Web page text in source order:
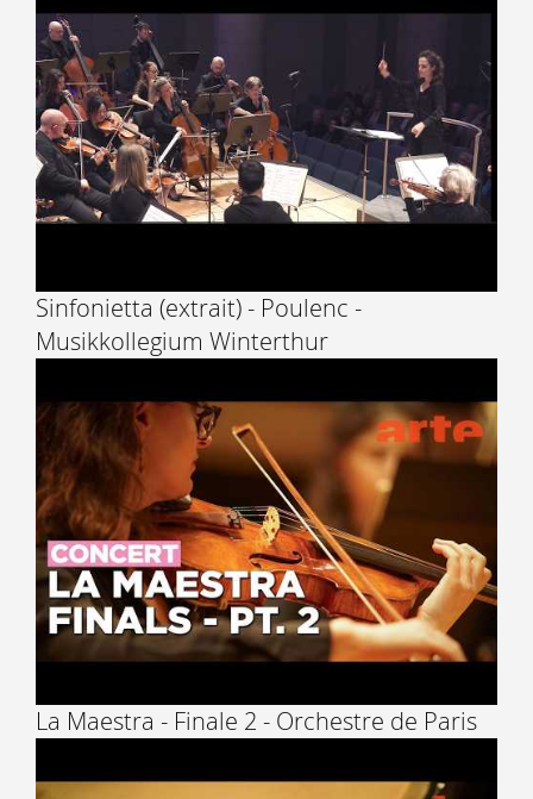
Sinfonietta (extrait) - Poulenc -
Musikkollegium Winterthur
La Maestra - Finale 2 - Orchestre de Paris